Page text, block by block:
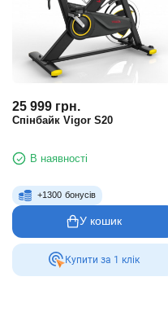
25 999 грн.
Спінбайк Vigor S20
В наявності
+1300 бонусів
У кошик
Купити за 1 клiк